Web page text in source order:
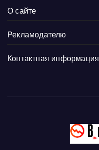
О сайте
Рекламодателю
Контактная информация